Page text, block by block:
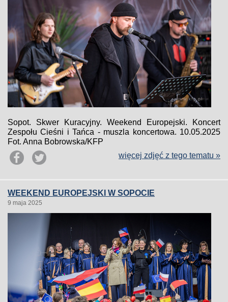
Sopot. Skwer Kuracyjny. Weekend Europejski. Koncert
Zespołu Cieśni i Tańca - muszla koncertowa. 10.05.2025
Fot. Anna Bobrowska/KFP
więcej zdjęć z tego tematu »
WEEKEND EUROPEJSKI W SOPOCIE
9 maja 2025